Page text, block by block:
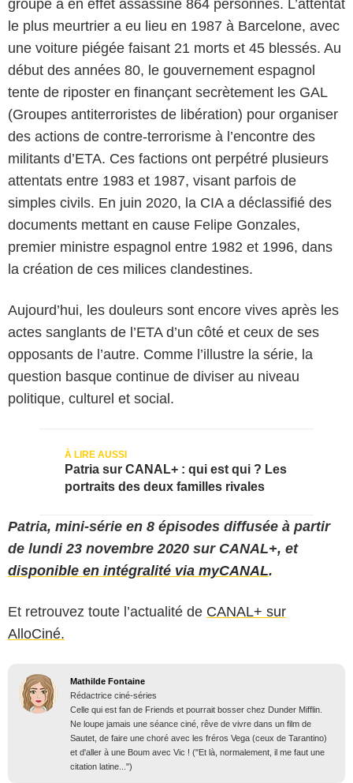
groupe a en effet assassiné 864 personnes. L’attentat
le plus meurtrier a eu lieu en 1987 à Barcelone, avec
une voiture piégée faisant 21 morts et 45 blessés. Au
début des années 80, le gouvernement espagnol
tente de riposter en finançant secrètement les GAL
(Groupes antiterroristes de libération) pour organiser
des actions de contre-terrorisme à l’encontre des
militants d’ETA. Ces factions ont perpétré plusieurs
attentats entre 1983 et 1987, visant parfois de
simples civils. En juin 2020, la CIA a déclassifié des
documents mettant en cause Felipe Gonzales,
premier ministre espagnol entre 1982 et 1996, dans
la création de ces milices clandestines.
Aujourd’hui, les douleurs sont encore vives après les
actes sanglants de l’ETA d’un côté et ceux de ses
opposants de l’autre. Comme l’illustre la série, la
question basque continue de diviser au niveau
politique, culturel et social.
Patria sur CANAL+ : qui est qui ? Les
portraits des deux familles rivales
Patria, mini-série en 8 épisodes diffusée à partir
de lundi 23 novembre 2020 sur CANAL+, et
disponible en intégralité via myCANAL.
Et retrouvez toute l’actualité de CANAL+ sur
AlloCiné.
Mathilde Fontaine
Rédactrice ciné-séries
Celle qui est fan de Friends et pourrait bosser chez Dunder Mifflin.
Ne loupe jamais une séance ciné, rêve de vivre dans un film de
Sautet, de faire une choré avec les fréros Vega (ceux de Tarantino)
et d'aller à une Boum avec Vic ! ("Et là, normalement, il me faut une
citation latine...")